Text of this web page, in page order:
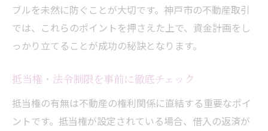
ブルを未然に防ぐことが大切です。神戸市の不動産取引
では、これらのポイントを押さえた上で、資金計画をし
っかり立てることが成功の秘訣となります。
抵当権・法令制限を事前に徹底チェック
抵当権の有無は不動産の権利関係に直結する重要なポイ
ントです。抵当権が設定されている場合、借入の返済が